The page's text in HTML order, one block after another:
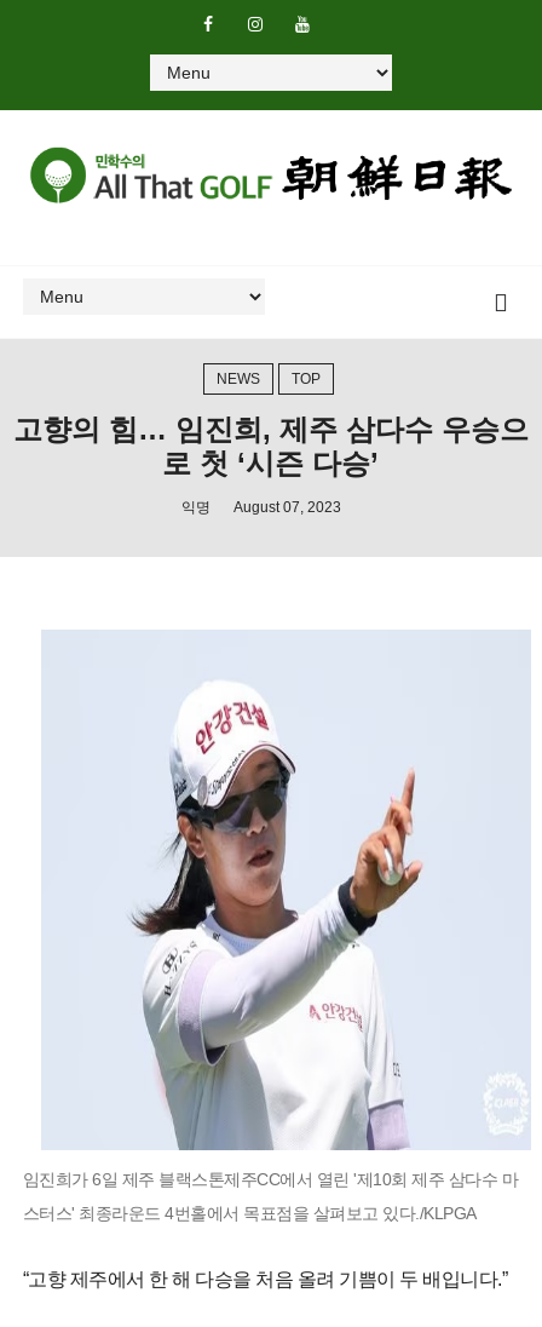
NEWS TOP
고향의 힘… 임진희, 제주 삼다수 우승으
로 첫 ‘시즌 다승’
익명 August 07, 2023
임진희가 6일 제주 블랙스톤제주CC에서 열린 '제10회 제주 삼다수 마
스터스' 최종라운드 4번홀에서 목표점을 살펴보고 있다./KLPGA
“고향 제주에서 한 해 다승을 처음 올려 기쁨이 두 배입니다.”